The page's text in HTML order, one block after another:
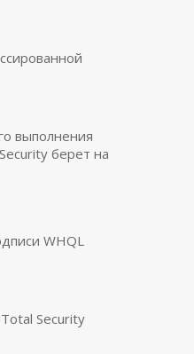
выполнения
берет на
WHQL
Security